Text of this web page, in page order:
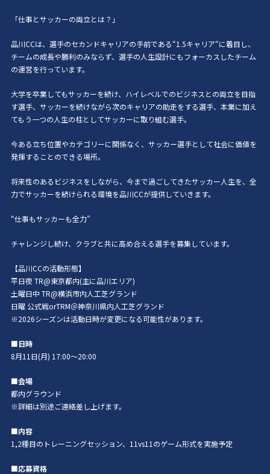
「仕事とサッカーの両立とは？」
品川CCは、選手のセカンドキャリアの手前である“1.5キャリア“に着目し、
チームの成長や勝利のみならず、選手の人生設計にもフォーカスしたチーム
の運営を行っています。
大学を卒業してもサッカーを続け、ハイレベルでのビジネスとの両立を目指
す選手、サッカーを続けながら次のキャリアの助走をする選手、本業に加え
てもう一つの人生の柱としてサッカーに取り組む選手。
今ある立ち位置やカテゴリーに関係なく、サッカー選手として社会に価値を
発揮することのできる場所。
将来性のあるビジネスをしながら、今まで過ごしてきたサッカー人生を、全
力でサッカーを続けられる環境を品川CCが提供していきます。
“仕事もサッカーも全力”
チャレンジし続け、クラブと共に高め合える選手を募集しています。
【品川CCの活動形態】
平日夜 TR@東京都内(主に品川エリア)
土曜日中 TR@横浜市内人工芝グランド
日曜 公式戦orTRM＠神奈川県内人工芝グランド
※2026シーズンは活動日時が変更になる可能性があります。
■日時
8月11日(月) 17:00～20:00
■会場
都内グラウンド
※詳細は別途ご連絡差し上げます。
■内容
1,2種目のトレーニングセッション、11vs11のゲーム形式を実施予定
■応募資格